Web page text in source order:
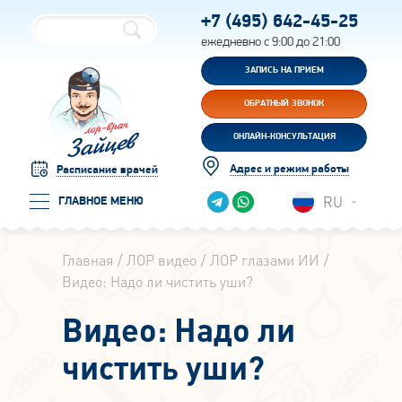
Расписание врачей
ГЛАВНОЕ МЕНЮ
+7 (495) 642-45-25
ежедневно с 9:00 до 21:00
ЗАПИСЬ НА ПРИЕМ
ОБРАТНЫЙ ЗВОНОК
ОНЛАЙН-КОНСУЛЬТАЦИЯ
Адрес и режим работы
RU
Главная ЛОР видео
ЛОР глазами ИИ
Видео: Надо ли чистить уши?
Видео: Надо ли
чистить уши?